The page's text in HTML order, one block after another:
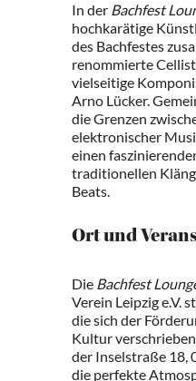
In der Bachfest
hochkarätige
des Bachfestes
renommierte
vielseitige
Arno Lücker.
die Grenzen
elektronischer
einen
traditionellen
Beats.
Ort und
Die Bachfest
Verein Leipzig e.V.
die sich der
Kultur
der Inselstraße 18,
die perfekte